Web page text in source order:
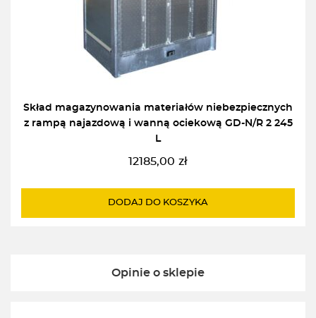
Skład magazynowania materiałów niebezpiecznych
z rampą najazdową i wanną ociekową GD-N/R 2 245
L
12185,00 zł
DODAJ DO KOSZYKA
Opinie o sklepie